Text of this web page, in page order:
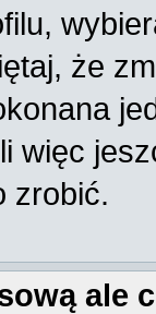
że
więc
zrobić.
ale